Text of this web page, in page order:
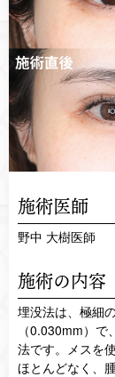
施術医師
野中 大樹医師
施術の内容
埋没法は、極細
（0.030mm）
法です。メスを
ほとんどなく、